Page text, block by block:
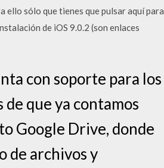
ello sólo que tienes que pulsar aquí para
de iOS 9.0.2 (son enlaces
con soporte para los
de que ya contamos
Google Drive, donde
de archivos y